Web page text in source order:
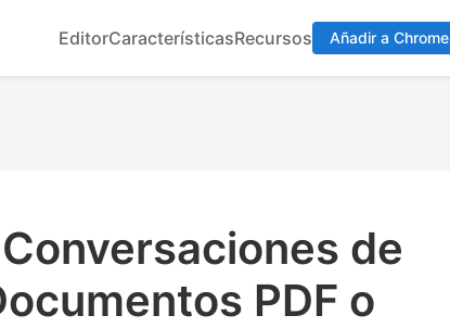
EditorCaracterísticasRecursos Añadir a Chrome
de
PDF o